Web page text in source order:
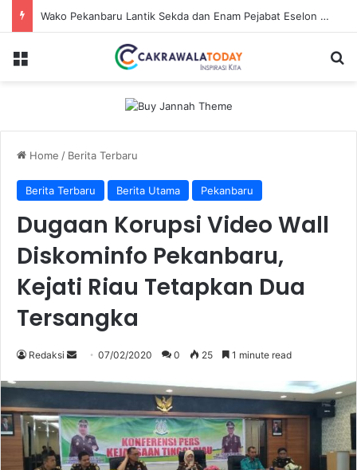
Wako Pekanbaru Lantik Sekda dan Enam Pejabat Eselon Lainnya
Menu
Home / Berita Terbaru
Berita Terbaru Berita Utama Pekanbaru
Dugaan Korupsi Video Wall
Diskominfo Pekanbaru,
Kejati Riau Tetapkan Dua
Tersangka
Redaksi
Send
email
07/02/2020 0 25 1 minute read